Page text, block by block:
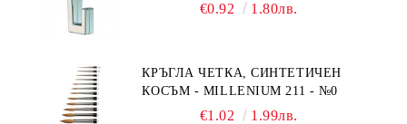
€0.92 1.80лв.
КРЪГЛА ЧЕТКА, СИНТЕТИЧЕН
КОСЪМ - MILLENIUM 211 - №0
€1.02 1.99лв.